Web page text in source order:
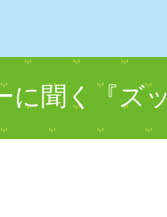
に聞く『ズ